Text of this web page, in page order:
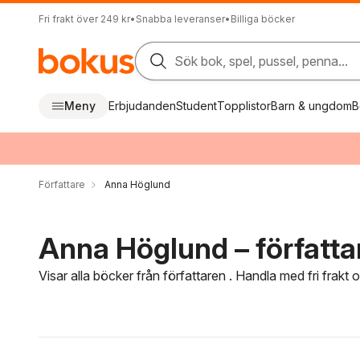
Fri frakt över 249 kr• Snabba leveranser• Billiga böcker
Sök bok, spel, pussel, penna...
Meny ErbjudandenStudentTopplistorBarn & ungdom
Författare Anna Höglund
Anna Höglund –
Visar alla böcker från författaren . Handla med fri frakt